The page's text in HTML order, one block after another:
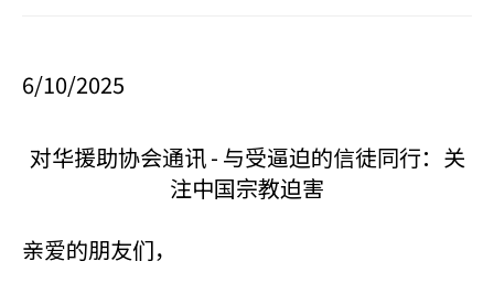
6/10/2025
对华援助协会通讯 - 与受逼迫的信徒同行：关
注中国宗教迫害
亲爱的朋友们，